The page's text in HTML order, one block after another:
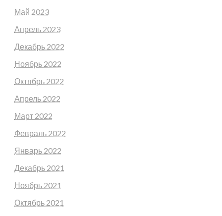
Май 2023
Апрель 2023
Декабрь 2022
Ноябрь 2022
Октябрь 2022
Апрель 2022
Март 2022
Февраль 2022
Январь 2022
Декабрь 2021
Ноябрь 2021
Октябрь 2021